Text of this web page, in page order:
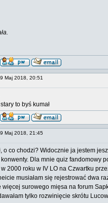
Maj 2018, 20:51
to byś kumał
Maj 2018, 21:45
o co chodzi? Widocznie ja jestem
Dla mnie quiz fandomowy
2000 roku w IV LO na Czwartku
musiałam się rejestrować dwa
więcej surowego mięsa na forum
tylko rozwinięcie skrótu